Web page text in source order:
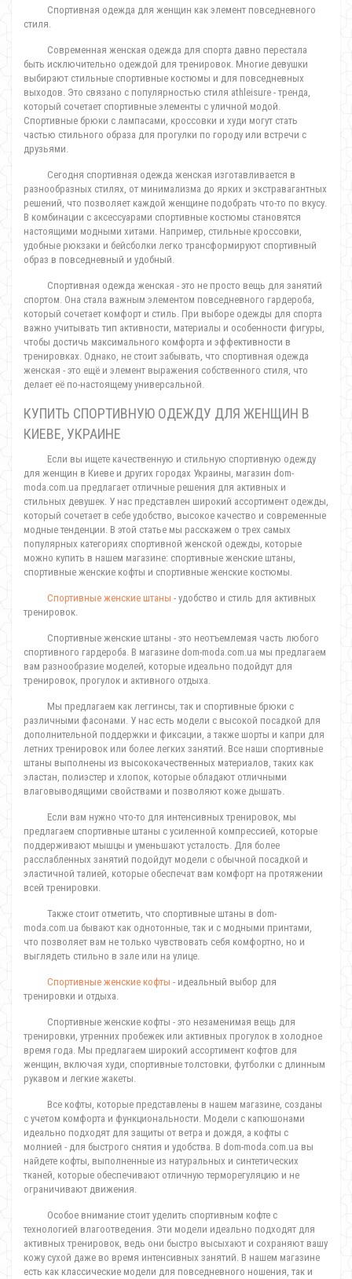
Спортивная одежда для женщин как элемент повседневного
стиля.
Современная женская одежда для спорта давно перестала
быть исключительно одеждой для тренировок. Многие девушки
выбирают стильные спортивные костюмы и для повседневных
выходов. Это связано с популярностью стиля athleisure - тренда,
который сочетает спортивные элементы с уличной модой.
Спортивные брюки с лампасами, кроссовки и худи могут стать
частью стильного образа для прогулки по городу или встречи с
друзьями.
Сегодня спортивная одежда женская изготавливается в
разнообразных стилях, от минимализма до ярких и экстравагантных
решений, что позволяет каждой женщине подобрать что-то по вкусу.
В комбинации с аксессуарами спортивные костюмы становятся
настоящими модными хитами. Например, стильные кроссовки,
удобные рюкзаки и бейсболки легко трансформируют спортивный
образ в повседневный и удобный.
Спортивная одежда женская - это не просто вещь для занятий
спортом. Она стала важным элементом повседневного гардероба,
который сочетает комфорт и стиль. При выборе одежды для спорта
важно учитывать тип активности, материалы и особенности фигуры,
чтобы достичь максимального комфорта и эффективности в
тренировках. Однако, не стоит забывать, что спортивная одежда
женская - это ещё и элемент выражения собственного стиля, что
делает её по-настоящему универсальной.
КУПИТЬ СПОРТИВНУЮ ОДЕЖДУ ДЛЯ ЖЕНЩИН В
КИЕВЕ, УКРАИНЕ
Если вы ищете качественную и стильную спортивную одежду
для женщин в Киеве и других городах Украины, магазин dom-
moda.com.ua предлагает отличные решения для активных и
стильных девушек. У нас представлен широкий ассортимент одежды,
который сочетает в себе удобство, высокое качество и современные
модные тенденции. В этой статье мы расскажем о трех самых
популярных категориях спортивной женской одежды, которые
можно купить в нашем магазине: спортивные женские штаны,
спортивные женские кофты и спортивные женские костюмы.
Спортивные женские штаны - удобство и стиль для активных
тренировок.
Спортивные женские штаны - это неотъемлемая часть любого
спортивного гардероба. В магазине dom-moda.com.ua мы предлагаем
вам разнообразие моделей, которые идеально подойдут для
тренировок, прогулок и активного отдыха.
Мы предлагаем как леггинсы, так и спортивные брюки с
различными фасонами. У нас есть модели с высокой посадкой для
дополнительной поддержки и фиксации, а также шорты и капри для
летних тренировок или более легких занятий. Все наши спортивные
штаны выполнены из высококачественных материалов, таких как
эластан, полиэстер и хлопок, которые обладают отличными
влаговыводящими свойствами и позволяют коже дышать.
Если вам нужно что-то для интенсивных тренировок, мы
предлагаем спортивные штаны с усиленной компрессией, которые
поддерживают мышцы и уменьшают усталость. Для более
расслабленных занятий подойдут модели с обычной посадкой и
эластичной талией, которые обеспечат вам комфорт на протяжении
всей тренировки.
Также стоит отметить, что спортивные штаны в dom-
moda.com.ua бывают как однотонные, так и с модными принтами,
что позволяет вам не только чувствовать себя комфортно, но и
выглядеть стильно в зале или на улице.
Спортивные женские кофты - идеальный выбор для
тренировки и отдыха.
Спортивные женские кофты - это незаменимая вещь для
тренировки, утренних пробежек или активных прогулок в холодное
время года. Мы предлагаем широкий ассортимент кофтов для
женщин, включая худи, спортивные толстовки, футболки с длинным
рукавом и легкие жакеты.
Все кофты, которые представлены в нашем магазине, созданы
с учетом комфорта и функциональности. Модели с капюшонами
идеально подходят для защиты от ветра и дождя, а кофты с
молнией - для быстрого снятия и удобства. В dom-moda.com.ua вы
найдете кофты, выполненные из натуральных и синтетических
тканей, которые обеспечивают отличную терморегуляцию и не
ограничивают движения.
Особое внимание стоит уделить спортивным кофте с
технологией влагоотведения. Эти модели идеально подходят для
активных тренировок, ведь они быстро высыхают и сохраняют вашу
кожу сухой даже во время интенсивных занятий. В нашем магазине
есть как классические модели для повседневного ношения, так и